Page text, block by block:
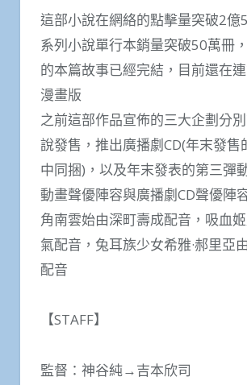
這部小說在網絡的點擊量突破2億
系列小說單行本銷量突破50萬冊
的本篇故事已經完結，目前還在
漫畫版
之前這部作品宣佈的三大企劃分
說發售，推出廣播劇CD(年末發售
中同捆)，以及年末發表的第三彈
動畫聲優陣容與廣播劇CD聲優陣
角南雲始由深町壽成配音，吸血
氣配音，兔耳族少女希雅·郝里亞
配音
【STAFF】
監督：神谷純→吉本欣司